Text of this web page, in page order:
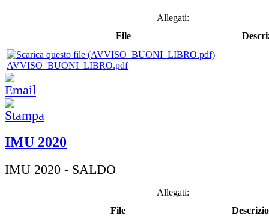
Allegati:
File
AVVISO_BUONI_LIBRO.pdf
IMU 2020
IMU 2020 - SALDO
Allegati:
File